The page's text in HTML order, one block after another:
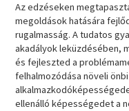
Az edzéseken
megoldások hatására
rugalmasság. A tudatos
akadályok leküzdésében,
és fejleszted a
felhalmozódása növeli
ellenálló képességedet a